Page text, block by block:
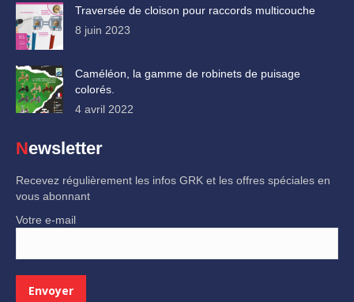
Traversée de cloison pour raccords multicouche
8 juin 2023
Caméléon, la gamme de robinets de puisage
colorés.
4 avril 2022
Newsletter
Recevez régulièrement les infos GRK et les offres spéciales en
vous abonnant
Votre e-mail